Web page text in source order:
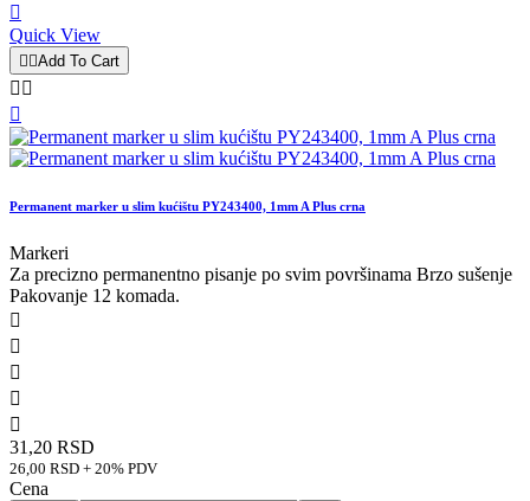

Quick View
Add To Cart
 

Permanent marker u slim kućištu PY243400, 1mm A Plus crna
Markeri
Za precizno permanentno pisanje po svim površinama Brzo sušenje
Pakovanje 12 komada.





31,20 RSD
26,00 RSD + 20% PDV
Cena